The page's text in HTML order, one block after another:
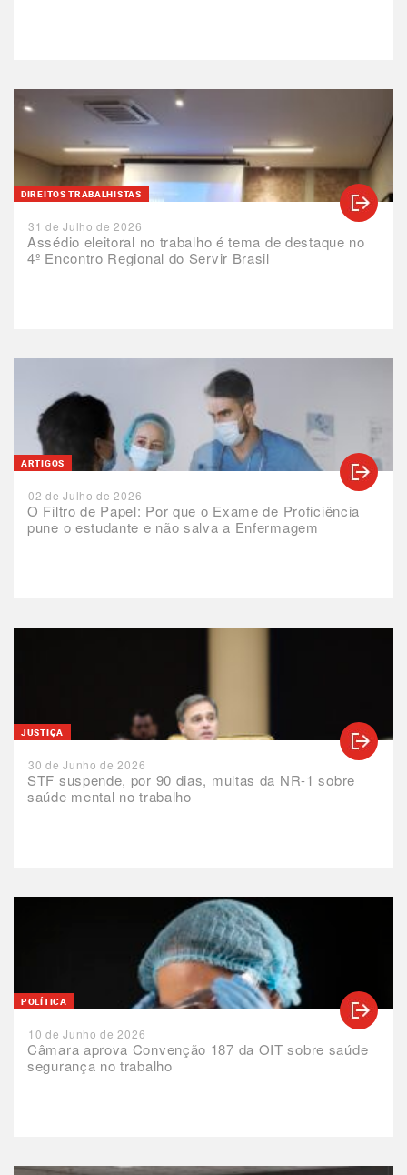
Assédio eleitoral no trabalho é tema de destaque no
4º Encontro Regional do Servir Brasil
DIREITOS TRABALHISTAS
31 de Julho de 2026
O Filtro de Papel: Por que o Exame de Proficiência
pune o estudante e não salva a Enfermagem
ARTIGOS
02 de Julho de 2026
STF suspende, por 90 dias, multas da NR-1 sobre
saúde mental no trabalho
JUSTIÇA
30 de Junho de 2026
Câmara aprova Convenção 187 da OIT sobre saúde
segurança no trabalho
POLÍTICA
10 de Junho de 2026